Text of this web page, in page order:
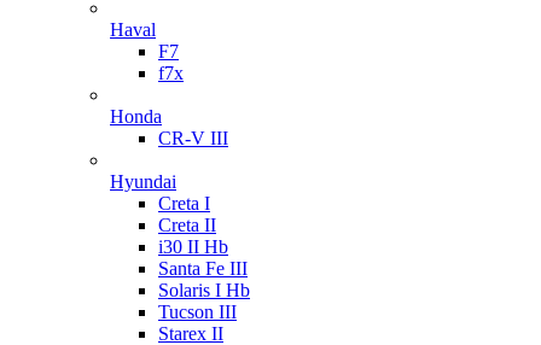
Haval
F7
f7x
Honda
CR-V III
Hyundai
Creta I
Creta II
i30 II Hb
Santa Fe III
Solaris I Hb
Tucson III
Starex II